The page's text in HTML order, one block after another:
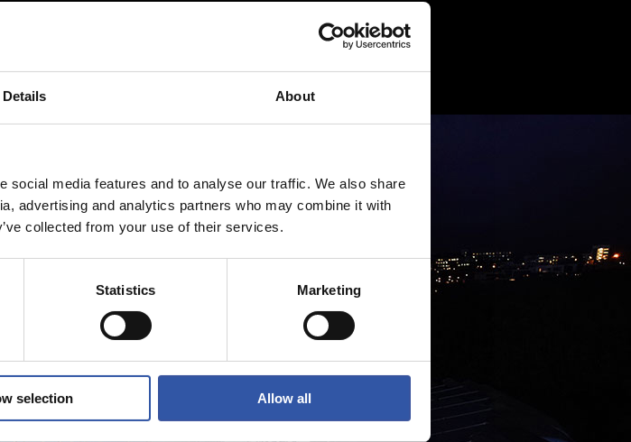
Details About
social media features and to analyse our traffic. We also share
advertising and analytics partners who may combine it with
collected from your use of their services.
Statistics Marketing
selection Allow all